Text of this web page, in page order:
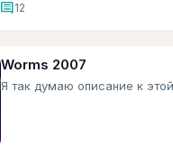
comment12
Worms 2007
Я так думаю описание к